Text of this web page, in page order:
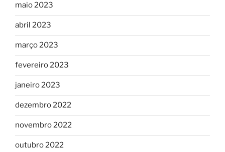
maio 2023
abril 2023
março 2023
fevereiro 2023
janeiro 2023
dezembro 2022
novembro 2022
outubro 2022